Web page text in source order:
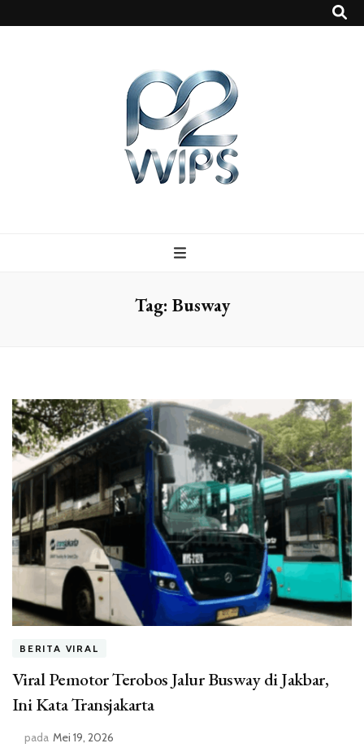
Tag: Busway
BERITA VIRAL
Viral Pemotor Terobos Jalur Busway di Jakbar,
Ini Kata Transjakarta
pada Mei 19, 2026